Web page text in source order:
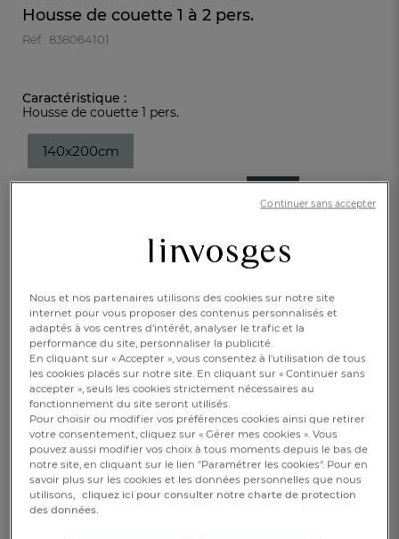
Housse de couette 1 à 2 pers.
Réf : 838064101
Caractéristique :
Housse de couette 1 pers.
140x200cm
1 AJOUTER AU PANIER
RÉSERVER EN BOUTIQUE
Drap-housse 1 à 2 pers. bonnet 35 cm
Réf : 838066701
Caractéristique :
Nous et nos partenaires utilisons des cookies sur notre site
internet pour vous proposer des contenus personnalisés et
adaptés à vos centres d’intérêt, analyser le trafic et la
performance du site, personnaliser la publicité.
En cliquant sur « Accepter », vous consentez à l'utilisation de tous
les cookies placés sur notre site. En cliquant sur « Continuer sans
accepter », seuls les cookies strictement nécessaires au
fonctionnement du site seront utilisés.
Pour choisir ou modifier vos préférences cookies ainsi que retirer
votre consentement, cliquez sur « Gérer mes cookies ». Vous
pouvez aussi modifier vos choix à tous moments depuis le bas de
notre site, en cliquant sur le lien "Paramétrer les cookies". Pour en
savoir plus sur les cookies et les données personnelles que nous
utilisons, cliquez ici pour consulter notre charte de protection
des données.
Continuer sans accepter